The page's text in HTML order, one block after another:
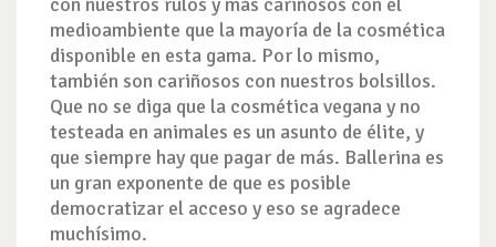
medioambiente que la mayoría de la cosmética
disponible en esta gama. Por lo mismo,
también son cariñosos con nuestros bolsillos.
Que no se diga que la cosmética vegana y no
testeada en animales es un asunto de élite, y
que siempre hay que pagar de más. Ballerina es
un gran exponente de que es posible
democratizar el acceso y eso se agradece
muchísimo.